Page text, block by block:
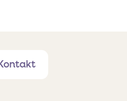
Kontakt